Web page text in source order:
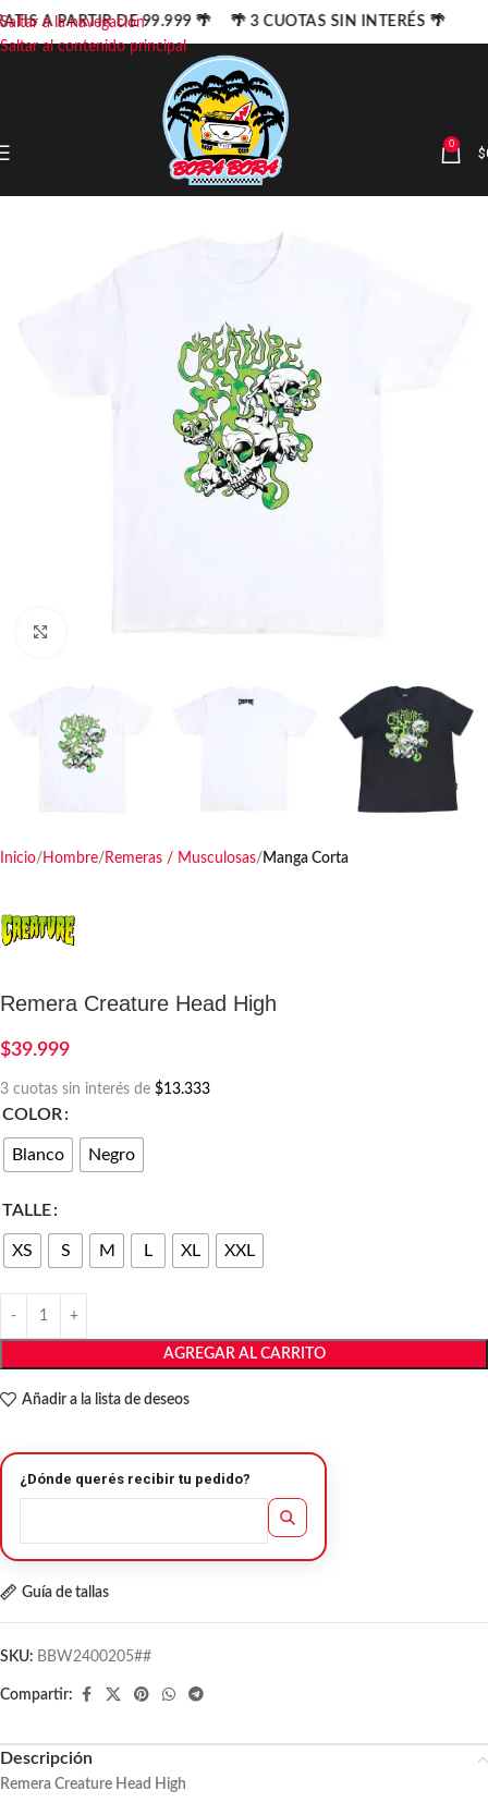
Saltar a la navegación
Saltar al contenido principal
0 $
Haga clic para ampliar
Inicio Hombre Remeras / Musculosas Manga Corta
Remera Creature Head High
$39.999
3 cuotas sin interés de $13.333
COLOR
Blanco Negro
TALLE
XS S M L XL XXL
AGREGAR AL CARRITO
Añadir a la lista de deseos
¿Dónde querés recibir tu pedido?
Guía de tallas
SKU: BBW2400205##
Compartir:
Descripción
Remera Creature Head High
A PARTIR DE 99.999 🌴 🌴 3 CUOTAS SIN INTERÉS 🌴